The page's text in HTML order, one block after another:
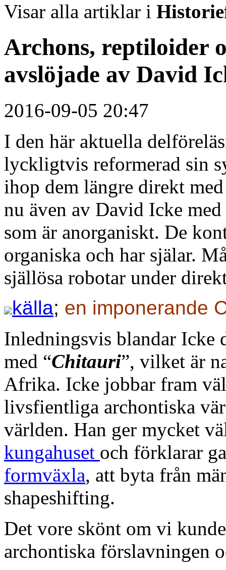
Visar alla artiklar i
Archons, reptiloider
avslöjade av David
2016-09-05 20:47
I den här aktuella
lyckligtvis reformerad sin
ihop dem längre direkt
nu även av David Icke
som är anorganiskt. De
organiska och har själar.
själlösa robotar under
källa; en imponerande
Inledningsvis blandar Icke
med “Chitauri”, vilket är
Afrika. Icke jobbar fram
livsfientliga archontiska
världen. Han ger mycket
kungahuset och förklarar
formväxla, att byta från
shapeshifting.
Det vore skönt om vi
archontiska förslavningen